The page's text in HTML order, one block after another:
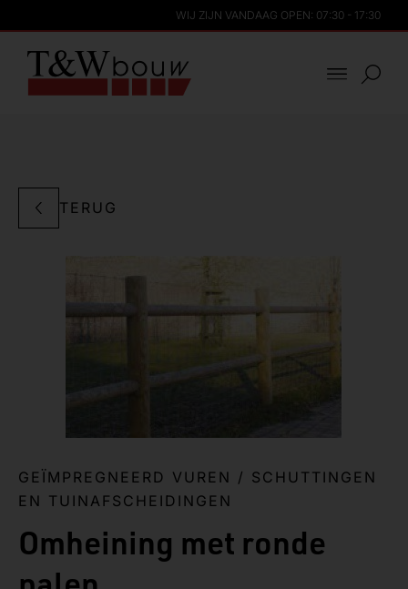
WIJ ZIJN VANDAAG OPEN: 07:30 - 17:30
TERUG
GEÏMPREGNEERD VUREN / SCHUTTINGEN
EN TUINAFSCHEIDINGEN
Omheining met ronde